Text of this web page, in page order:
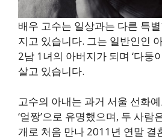
배우 고수는 일상과는 다른 특
지고 있습니다. 그는 일반인인
2남 1녀의 아버지가 되며 ‘다둥
살고 있습니다.
고수의 아내는 과거 서울 선화
‘얼짱’으로 유명했으며, 두 사람
개로 처음 만나 2011년 연말 결